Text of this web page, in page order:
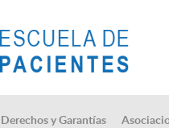
Derechos y Garantías